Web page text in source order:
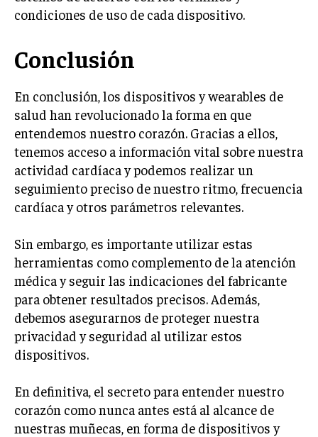
condiciones de uso de cada dispositivo.
Conclusión
En conclusión, los dispositivos y wearables de
salud han revolucionado la forma en que
entendemos nuestro corazón. Gracias a ellos,
tenemos acceso a información vital sobre nuestra
actividad cardíaca y podemos realizar un
seguimiento preciso de nuestro ritmo, frecuencia
cardíaca y otros parámetros relevantes.
Sin embargo, es importante utilizar estas
herramientas como complemento de la atención
médica y seguir las indicaciones del fabricante
para obtener resultados precisos. Además,
debemos asegurarnos de proteger nuestra
privacidad y seguridad al utilizar estos
dispositivos.
En definitiva, el secreto para entender nuestro
corazón como nunca antes está al alcance de
nuestras muñecas, en forma de dispositivos y